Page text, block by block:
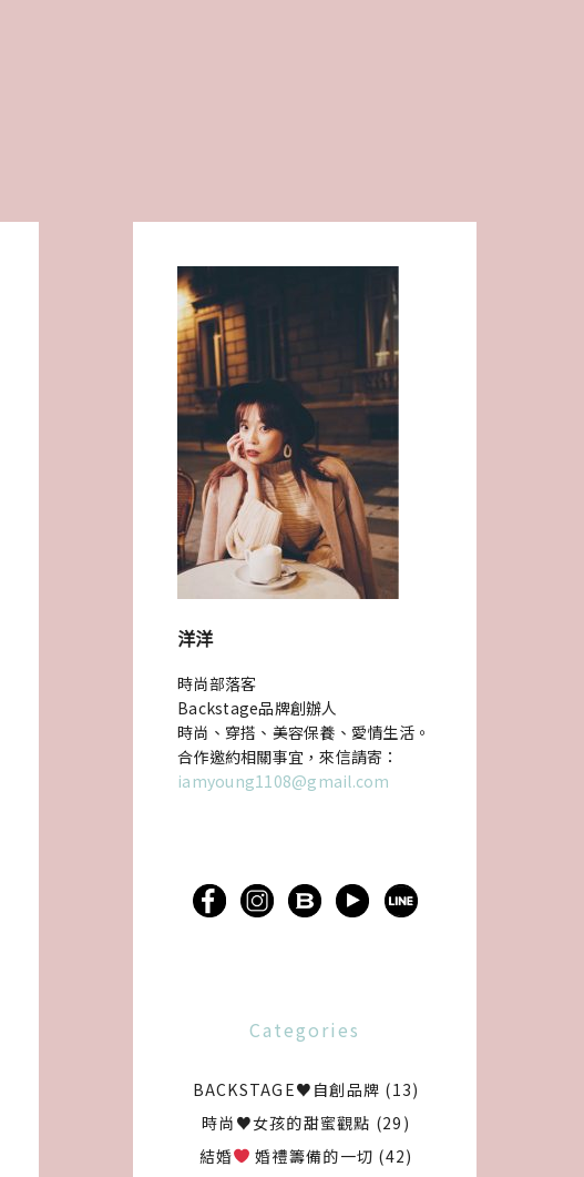
洋洋
時尚部落客
Backstage品牌創辦人
時尚、穿搭、美容保養、愛情生活。
合作邀約相關事宜，來信請寄：
iamyoung1108@gmail.com
Categories
BACKSTAGE♥自創品牌 (13)
時尚♥女孩的甜蜜觀點 (29)
結婚
婚禮籌備的一切 (42)